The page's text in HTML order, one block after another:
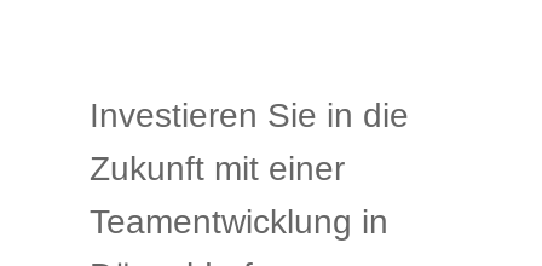
Investieren Sie in die
Zukunft mit einer
Teamentwicklung in